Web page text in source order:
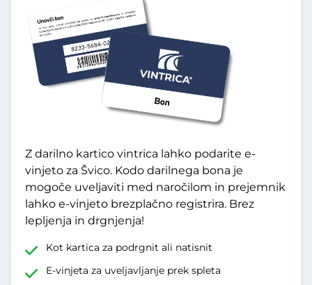
Z darilno kartico vintrica lahko podarite e-
vinjeto za Švico. Kodo darilnega bona je
mogoče uveljaviti med naročilom in prejemnik
lahko e-vinjeto brezplačno registrira. Brez
lepljenja in drgnjenja!
Kot kartica za podrgnit ali natisnit
E-vinjeta za uveljavljanje prek spleta